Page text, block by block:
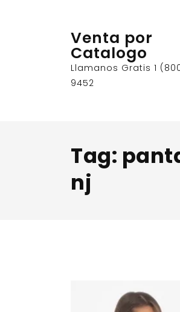
Venta por
Catalogo
Llamanos Gratis 1
9452
Tag:
nj